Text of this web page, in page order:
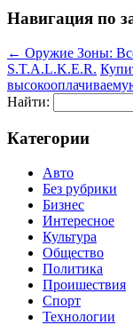
Навигация по
← Оружие Зоны:
S.T.A.L.K.E.R.
Найти:
Категории
Авто
Без рубрики
Бизнес
Интересное
Культура
Общество
Политика
Проишествия
Спорт
Технологии